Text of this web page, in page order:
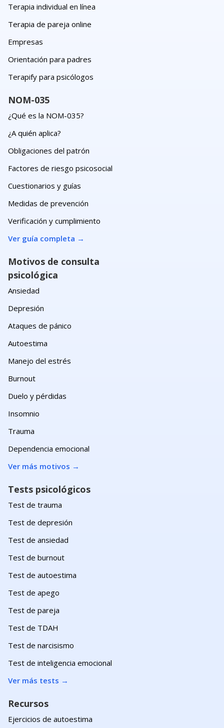
Terapia individual en línea
Terapia de pareja online
Empresas
Orientación para padres
Terapify para psicólogos
NOM-035
¿Qué es la NOM-035?
¿A quién aplica?
Obligaciones del patrón
Factores de riesgo psicosocial
Cuestionarios y guías
Medidas de prevención
Verificación y cumplimiento
Ver guía completa →
Motivos de consulta
psicológica
Ansiedad
Depresión
Ataques de pánico
Autoestima
Manejo del estrés
Burnout
Duelo y pérdidas
Insomnio
Trauma
Dependencia emocional
Ver más motivos →
Tests psicológicos
Test de trauma
Test de depresión
Test de ansiedad
Test de burnout
Test de autoestima
Test de apego
Test de pareja
Test de TDAH
Test de narcisismo
Test de inteligencia emocional
Ver más tests →
Recursos
Ejercicios de autoestima